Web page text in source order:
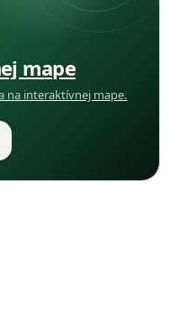
mape
na interaktívnej mape.